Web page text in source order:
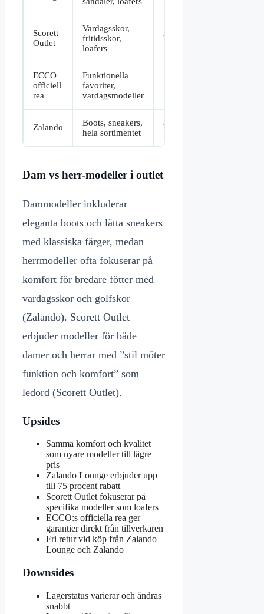
Scorett
Outlet
Vardagsskor,
fritidsskor,
loafers
Varierande
ECCO
officiell
rea
Funktionella
favoriter,
vardagsmodeller
Säsongsbetonad
Zalando
Boots, sneakers,
hela sortimentet
Varierande
Dam vs herr-modeller i outlet
Dammodeller inkluderar
eleganta boots och lätta sneakers
med klassiska färger, medan
herrmodeller ofta fokuserar på
komfort för bredare fötter med
vardagsskor och golfskor
(Zalando). Scorett Outlet
erbjuder modeller för både
damer och herrar med ”stil möter
funktion och komfort” som
ledord (Scorett Outlet).
Upsides
Samma komfort och kvalitet
som nyare modeller till lägre
pris
Zalando Lounge erbjuder upp
till 75 procent rabatt
Scorett Outlet fokuserar på
specifika modeller som loafers
ECCO:s officiella rea ger
garantier direkt från tillverkaren
Fri retur vid köp från Zalando
Lounge och Zalando
Downsides
Lagerstatus varierar och ändras
snabbt